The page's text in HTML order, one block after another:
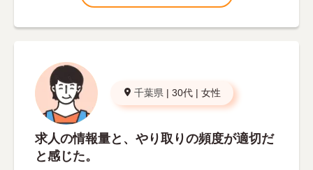
千葉県 | 30代 | 女性
求人の情報量と、やり取りの頻度が適切だ
と感じた。